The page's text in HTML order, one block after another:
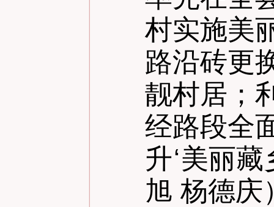
村实施美
路沿砖更
靓村居；
经路段全
升‘美丽藏
旭 杨德庆